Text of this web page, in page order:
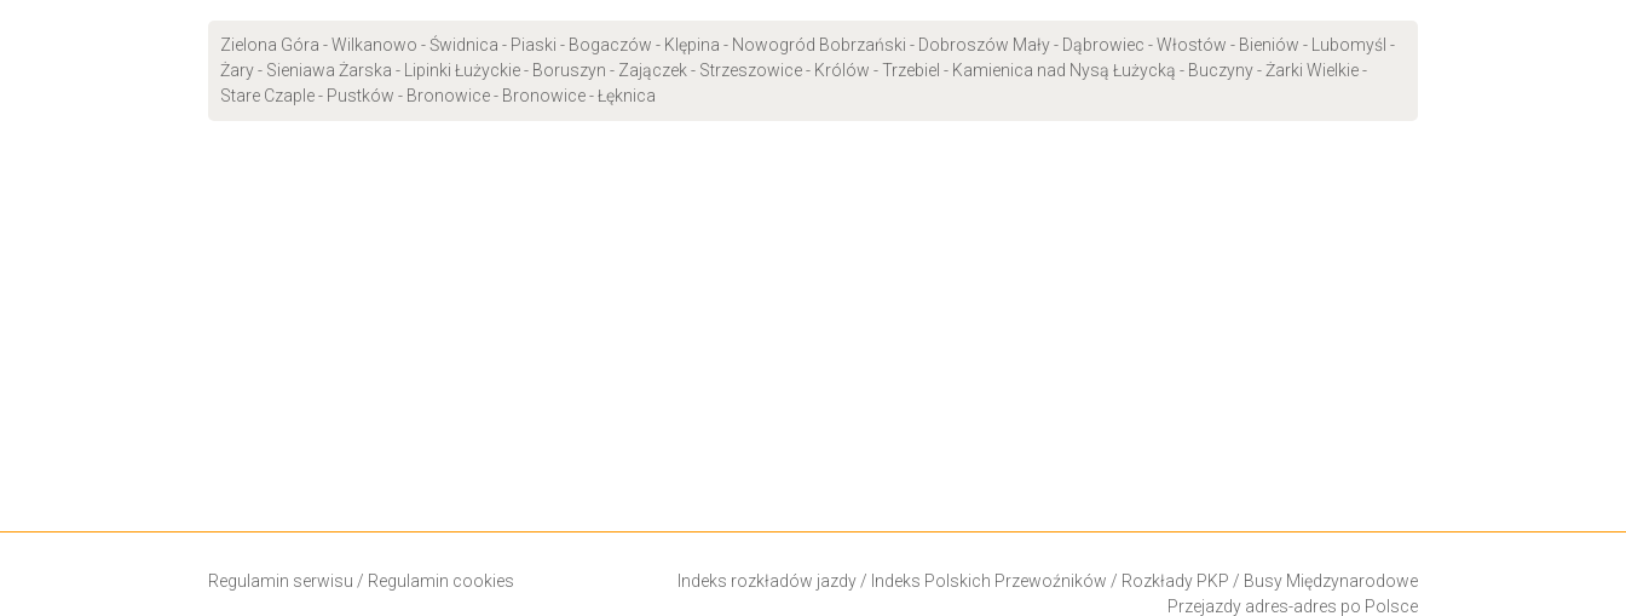
Zielona Góra - Wilkanowo - Świdnica - Piaski - Bogaczów - Klępina - Nowogród Bobrzański - Dobroszów Mały - Dąbrowiec - Włostów - Bieniów - Lubomyśl -
Żary - Sieniawa Żarska - Lipinki Łużyckie - Boruszyn - Zajączek - Strzeszowice - Królów - Trzebiel - Kamienica nad Nysą Łużycką - Buczyny - Żarki Wielkie -
Stare Czaple - Pustków - Bronowice - Bronowice - Łęknica
Regulamin serwisu / Regulamin cookies Indeks rozkładów jazdy/ Indeks Polskich Przewoźników / Rozkłady PKP / Busy Międzynarodowe
Przejazdy adres-adres po Polsce